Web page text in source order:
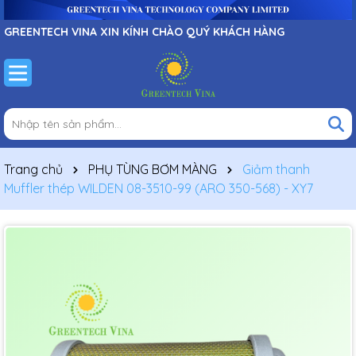
GREENTECH VINA XIN KÍNH CHÀO QUÝ KHÁCH HÀNG
Trang chủ PHỤ TÙNG BƠM MÀNG
Giảm thanh
Muffler thép WILDEN 08-3510-99 (ARO 350-568) - XY7